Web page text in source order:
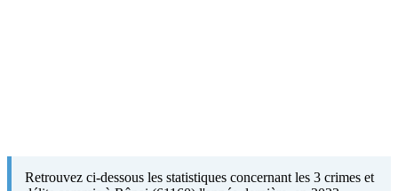
Retrouvez ci-dessous les statistiques concernant les 3 crimes et